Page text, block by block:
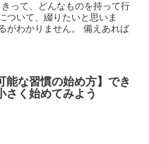
って、どんなものを持って行
ついて、綴りたいと思いま
がわかりません。 備えあれば
能な習慣の始め方】でき
さく始めてみよう